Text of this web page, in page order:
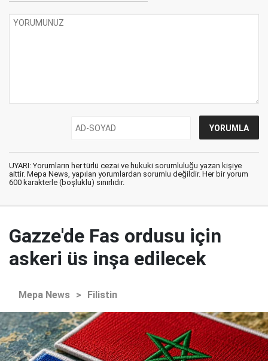
UYARI: Yorumların her türlü cezai ve hukuki sorumluluğu yazan kişiye
aittir. Mepa News, yapılan yorumlardan sorumlu değildir. Her bir yorum
600 karakterle (boşluklu) sınırlıdır.
Gazze'de Fas ordusu için
askeri üs inşa edilecek
Mepa News > Filistin